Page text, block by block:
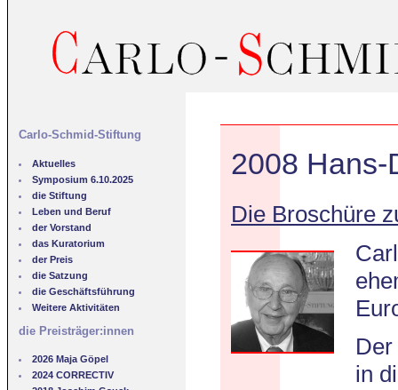
Carlo-Schmid-Stiftung
Aktuelles
Symposium 6.10.2025
die Stiftung
Leben und Beruf
der Vorstand
das Kuratorium
der Preis
die Satzung
die Geschäftsführung
Weitere Aktivitäten
die Preisträger:innen
2026 Maja Göpel
2024 CORRECTIV
2008 Hans-
Die Broschüre
in